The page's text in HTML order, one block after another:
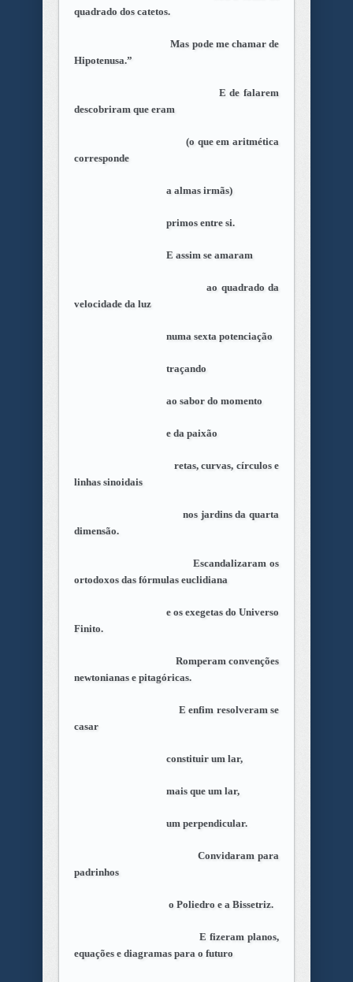
quadrado dos catetos.
Mas pode me chamar de
Hipotenusa.”
E de falarem
descobriram que eram
(o que em aritmética
corresponde
a almas irmãs)
primos entre si.
E assim se amaram
ao quadrado da
velocidade da luz
numa sexta potenciação
traçando
ao sabor do momento
e da paixão
retas, curvas, círculos e
linhas sinoidais
nos jardins da quarta
dimensão.
Escandalizaram os
ortodoxos das fórmulas euclidiana
e os exegetas do Universo
Finito.
Romperam convenções
newtonianas e pitagóricas.
E enfim resolveram se
casar
constituir um lar,
mais que um lar,
um perpendicular.
Convidaram para
padrinhos
o Poliedro e a Bissetriz.
E fizeram planos,
equações e diagramas para o futuro